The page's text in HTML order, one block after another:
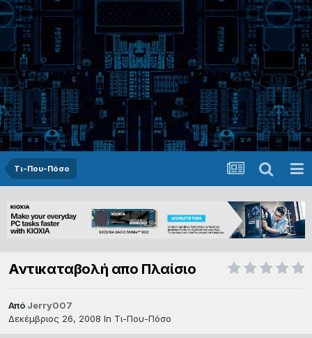
Τι-Που-Πόσο
Αντικαταβολή απο Πλαίσιο
Από Jerry007
Δεκέμβριος 26, 2008 In Τι-Που-Πόσο